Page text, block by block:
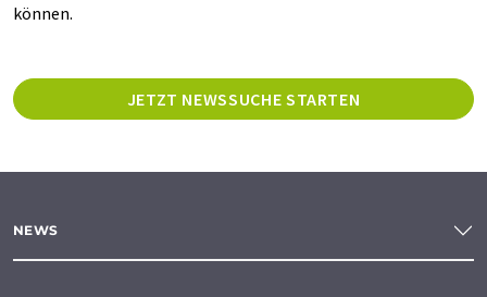
können.
JETZT NEWSSUCHE STARTEN
NEWS